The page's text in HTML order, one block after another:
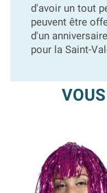
d'avoir un tout
peuvent être
d'un
pour la Saint-